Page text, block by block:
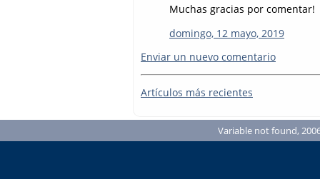
Muchas gracias por comentar!
domingo, 12 mayo, 2019
Enviar un nuevo comentario
Artículos más recientes
Variable not found,